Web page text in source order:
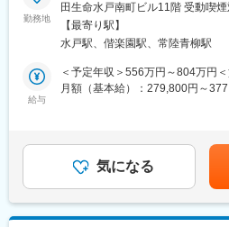
■業務概要：
当社のSEとして、日立グループ
る開発・設計業務をお任せします。
【具体的な業務例】
った開発業務を担当いただきます
※主に在宅勤務となりますが、担
勤務地
田生命水戸南町ビル11階 受動喫
細2＞顧客先住所：茨城県 受動喫
囲：会社の定める事業所（リモー
【最寄り駅】
水戸駅、偕楽園駅、常陸青柳駅
給与
＜予定年収＞556万円～804万円
月額（基本給）：279,800円～
当、家族手当他）支給有■賞与：
までも目安の金額であり、選考を
す。月給(月額)は固定手当を含めた
気になる